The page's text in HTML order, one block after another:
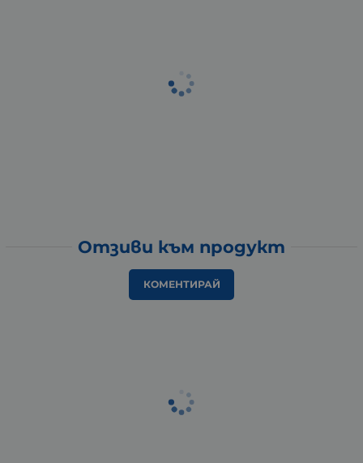
Отзиви към продукт
КОМЕНТИРАЙ